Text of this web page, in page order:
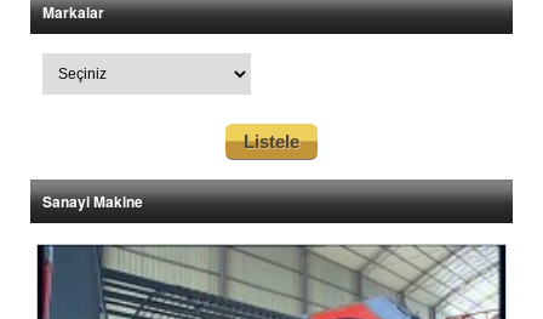
Markalar
Sanayi Makine